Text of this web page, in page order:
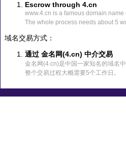
Escrow through 4.cn
www.4.cn is a famous domain
The whole process needs about 5
域名交易方式：
通过 金名网(4.cn) 中介交易
金名网(4.cn)是中国一家知名的域名
整个交易过程大概需要5个工作日。